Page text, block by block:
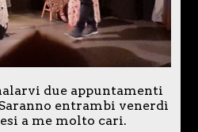
due appuntamenti
entrambi venerdì
a me molto cari.